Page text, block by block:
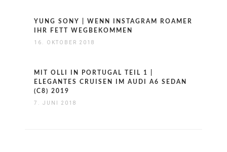
YUNG SONY | WENN INSTAGRAM ROAMER
IHR FETT WEGBEKOMMEN
16. OKTOBER 2018
MIT OLLI IN PORTUGAL TEIL 1 |
ELEGANTES CRUISEN IM AUDI A6 SEDAN
(C8) 2019
7. JUNI 2018